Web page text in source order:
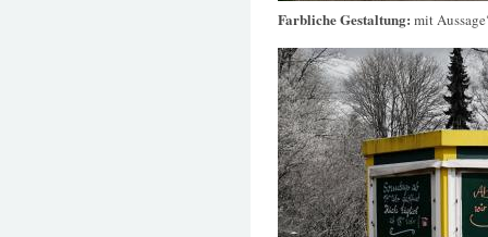
Farbliche Gestaltung: mit